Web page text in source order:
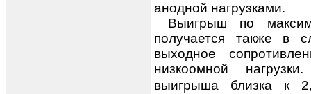
анодной нагрузками.
Выигрыш по
получается также в
выходное
низкоомной
выигрыша близка к